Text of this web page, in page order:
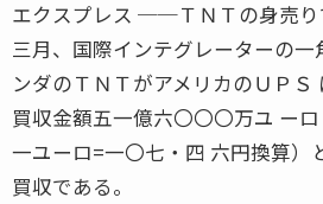
エクスプレス ──ＴＮＴの身売
三月、国際インテグレーターの一
ンダのＴＮＴがアメリカのＵＰＳ
買収金額五一億六〇〇〇万ユ ーロ
一ユーロ=一〇七・四 六円換算）
買収である。